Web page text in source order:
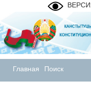
Главная Поиск